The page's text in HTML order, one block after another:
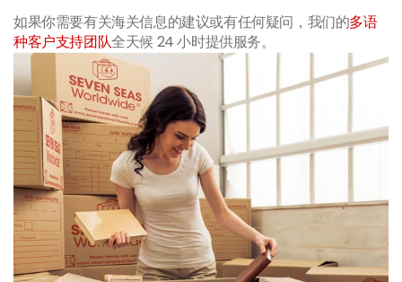
如果你需要有关海关信息的建议或有任何疑问，我们的多语
种客户支持团队全天候 24 小时提供服务。